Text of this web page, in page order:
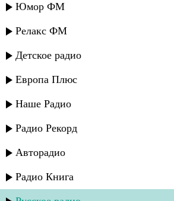
Юмор ФМ
Релакс ФМ
Детское радио
Европа Плюс
Наше Радио
Радио Рекорд
Авторадио
Радио Книга